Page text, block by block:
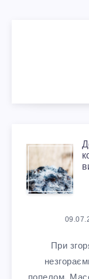
Д
Е
При
попелом.